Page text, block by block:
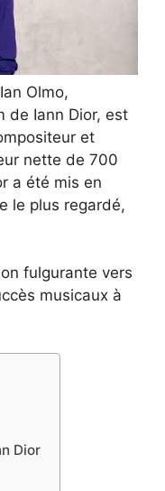
Olmo,
de Iann Dior, est
et
nette de 700
a été mis en
le plus regardé,
fulgurante vers
musicaux à
Dior